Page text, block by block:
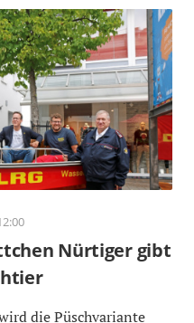
Nürtiger gibt
die Püschvariante